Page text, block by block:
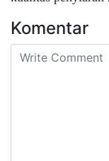
Komentar